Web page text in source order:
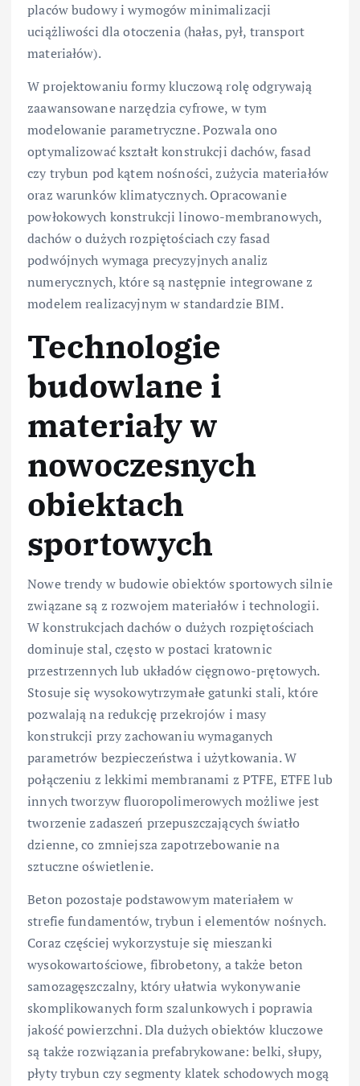
placów budowy i wymogów minimalizacji
uciążliwości dla otoczenia (hałas, pył, transport
materiałów).
W projektowaniu formy kluczową rolę odgrywają
zaawansowane narzędzia cyfrowe, w tym
modelowanie parametryczne. Pozwala ono
optymalizować kształt konstrukcji dachów, fasad
czy trybun pod kątem nośności, zużycia materiałów
oraz warunków klimatycznych. Opracowanie
powłokowych konstrukcji linowo-membranowych,
dachów o dużych rozpiętościach czy fasad
podwójnych wymaga precyzyjnych analiz
numerycznych, które są następnie integrowane z
modelem realizacyjnym w standardzie BIM.
Technologie
budowlane i
materiały w
nowoczesnych
obiektach
sportowych
Nowe trendy w budowie obiektów sportowych silnie
związane są z rozwojem materiałów i technologii.
W konstrukcjach dachów o dużych rozpiętościach
dominuje stal, często w postaci kratownic
przestrzennych lub układów cięgnowo-prętowych.
Stosuje się wysokowytrzymałe gatunki stali, które
pozwalają na redukcję przekrojów i masy
konstrukcji przy zachowaniu wymaganych
parametrów bezpieczeństwa i użytkowania. W
połączeniu z lekkimi membranami z PTFE, ETFE lub
innych tworzyw fluoropolimerowych możliwe jest
tworzenie zadaszeń przepuszczających światło
dzienne, co zmniejsza zapotrzebowanie na
sztuczne oświetlenie.
Beton pozostaje podstawowym materiałem w
strefie fundamentów, trybun i elementów nośnych.
Coraz częściej wykorzystuje się mieszanki
wysokowartościowe, fibrobetony, a także beton
samozagęszczalny, który ułatwia wykonywanie
skomplikowanych form szalunkowych i poprawia
jakość powierzchni. Dla dużych obiektów kluczowe
są także rozwiązania prefabrykowane: belki, słupy,
płyty trybun czy segmenty klatek schodowych mogą